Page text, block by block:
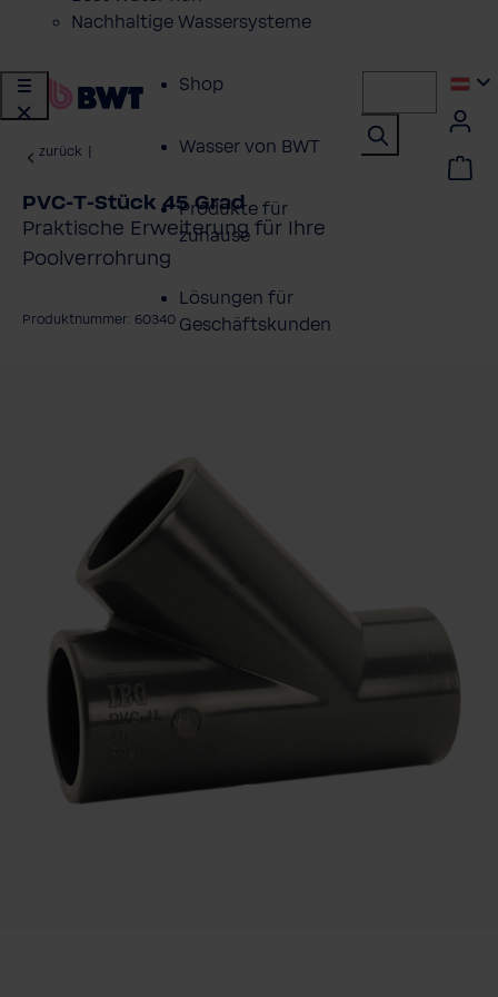
Nachhaltige Wassersysteme
Shop
Wasser von BWT
Produkte für
zuhause
Lösungen für
Geschäftskunden
zurück
PVC-T-Stück 45 Grad
Praktische Erweiterung für Ihre
Poolverrohrung
Produktnummer: 60340